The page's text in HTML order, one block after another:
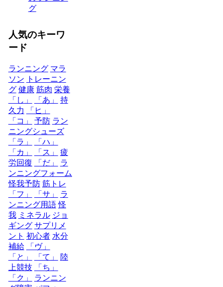
グ
人気のキーワ
ード
ランニング マラ
ソン
トレーニン
グ 健康 筋肉 栄養
「し」
「あ」
持
久力
「ヒ」
「コ」
予防 ラン
ニングシューズ
「ラ」
「ハ」
「カ」
「ス」
疲
労回復
「だ」
ラ
ンニングフォーム
怪我予防 筋トレ
「フ」
「サ」
ラ
ンニング用語 怪
我 ミネラル ジョ
ギング サプリメ
ント 初心者 水分
補給
「ヴ」
「と」
「て」
陸
上競技
「ち」
「ク」
ランニン